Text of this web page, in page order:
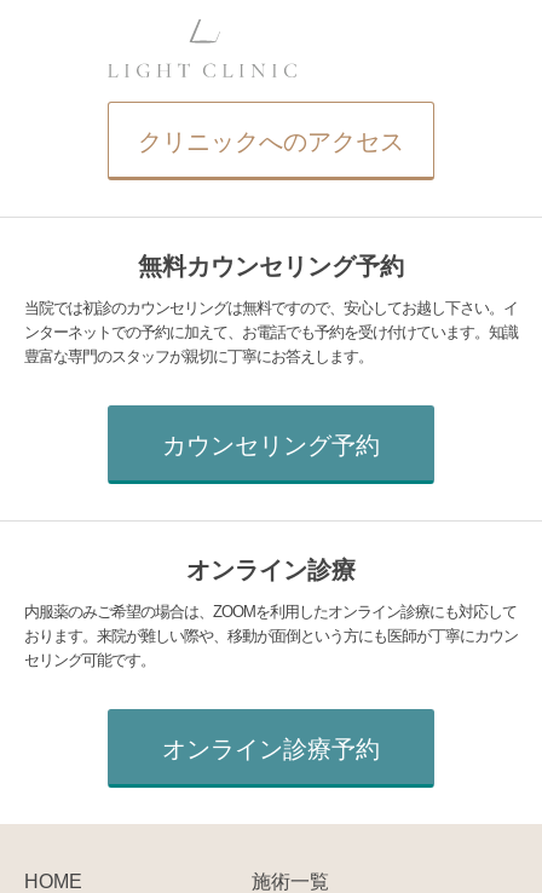
クリニックへのアクセス
無料カウンセリング予約
当院では初診のカウンセリングは無料ですので、安心してお越し下さい。イ
ンターネットでの予約に加えて、お電話でも予約を受け付けています。知識
豊富な専門のスタッフが親切に丁寧にお答えします。
カウンセリング予約
オンライン診療
内服薬のみご希望の場合は、ZOOMを利用したオンライン診療にも対応して
おります。来院が難しい際や、移動が面倒という方にも医師が丁寧にカウン
セリング可能です。
オンライン診療予約
HOME 施術一覧